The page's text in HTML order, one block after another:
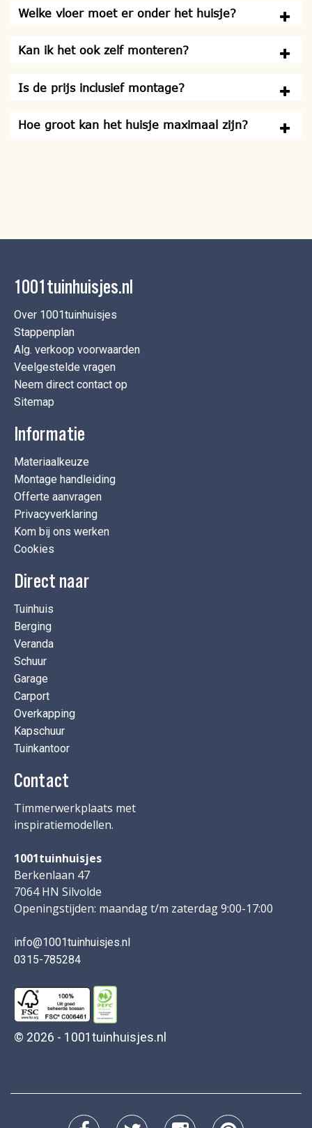
Welke vloer moet er onder het huisje?
Kan ik het ook zelf monteren?
Is de prijs inclusief montage?
Hoe groot kan het huisje maximaal zijn?
1001tuinhuisjes.nl
Over 1001tuinhuisjes
Stappenplan
Alg. verkoop voorwaarden
Veelgestelde vragen
Neem direct contact op
Sitemap
Informatie
Materiaalkeuze
Montage handleiding
Offerte aanvragen
Privacyverklaring
Kom bij ons werken
Cookies
Direct naar
Tuinhuis
Berging
Veranda
Schuur
Garage
Carport
Overkapping
Kapschuur
Tuinkantoor
Contact
Timmerwerkplaats met
inspiratiemodellen.
1001tuinhuisjes
Berkenlaan 47
7064 HN Silvolde
Openingstijden: maandag t/m zaterdag 9:00-17:00
info@1001tuinhuisjes.nl
0315-785284
© 2026 - 1001tuinhuisjes.nl